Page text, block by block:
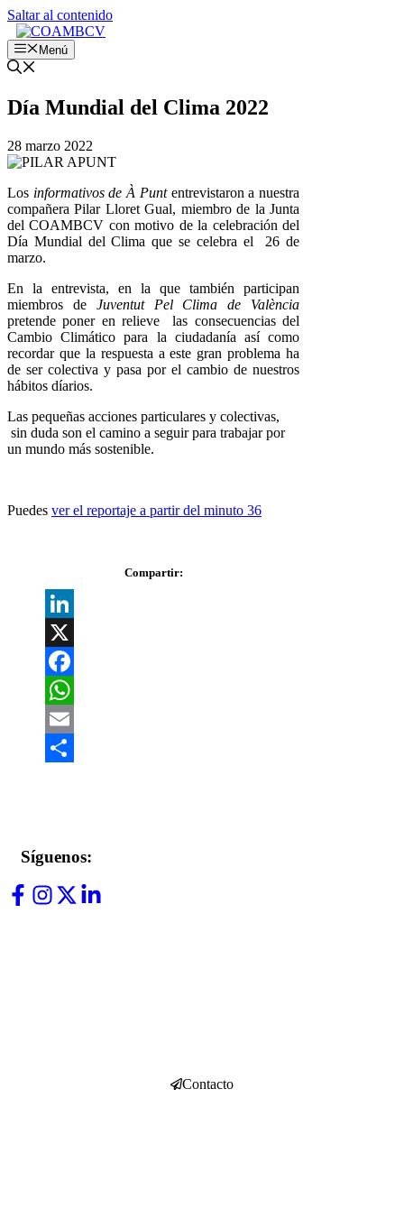
Saltar al contenido
Menú
Día Mundial del Clima 2022
28 marzo 2022
Los informativos de À Puntentrevistaron a nuestra
compañeraPilar Lloret Gual, miembro de la Junta
del COAMBCV con motivo de la celebración del
Día Mundial del Clima que se celebra el 26 de
marzo.
En la entrevista, en la que también participan
miembros deJuventut Pel Clima de València
pretende poner en relieve las consecuencias del
Cambio Climático para la ciudadanía así como
recordar que la respuesta a este gran problema ha
de ser colectiva y pasa por el cambio de nuestros
hábitos díarios.
Las pequeñas acciones particulares y colectivas,
sin duda son el camino a seguir para trabajar por
un mundo más sostenible.
Puedes ver el reportaje a partir del minuto 36
Compartir:
Síguenos:
Contacto